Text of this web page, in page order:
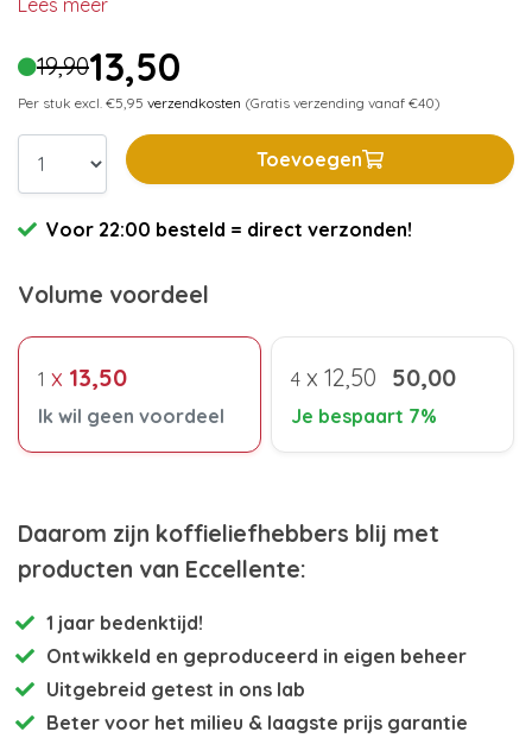
Lees meer
19,9013,50
Per stuk excl. €5,95 verzendkosten (Gratis verzending vanaf €40)
Toevoegen
Voor 22:00 besteld = direct verzonden!
Volume voordeel
1 x 13,50
Ik wil geen voordeel
4 x 12,50 50,00
Je bespaart 7%
Daarom zijn koffieliefhebbers blij met
producten van Eccellente:
1 jaar bedenktijd!
Ontwikkeld en geproduceerd in eigen beheer
Uitgebreid getest in ons lab
Beter voor het milieu & laagste prijs garantie